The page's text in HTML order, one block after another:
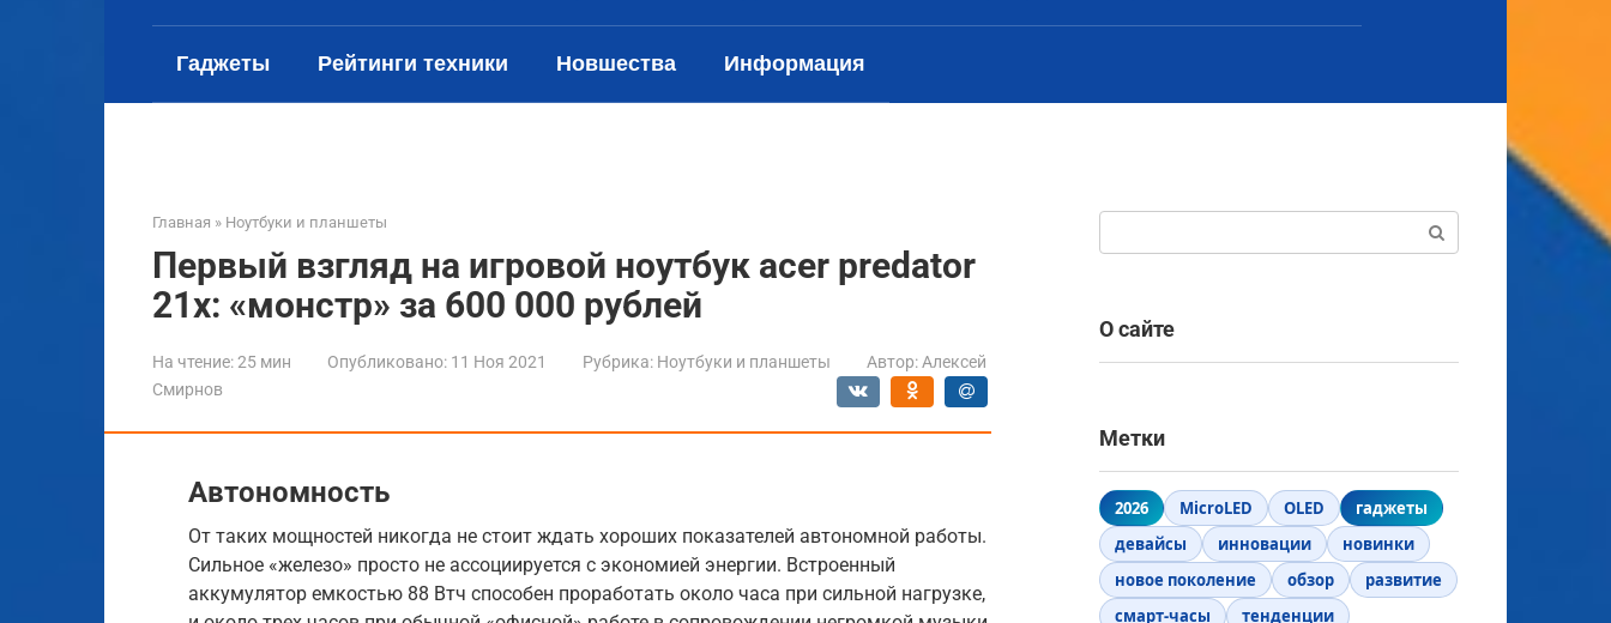
Гаджеты Рейтинги техники Новшества Информация
Главная » Ноутбуки и планшеты
Первый взгляд на игровой ноутбук acer predator
21x: «монстр» за 600 000 рублей
На чтение:25 мин Опубликовано: 11 Ноя 2021 Рубрика: Ноутбуки и планшеты Автор: Алексей
Смирнов
Автономность
От таких мощностей никогда не стоит ждать хороших показателей автономной работы.
Сильное «железо» просто не ассоциируется с экономией энергии. Встроенный
аккумулятор емкостью 88 Втч способен проработать около часа при сильной нагрузке,
О сайте
Метки
2026 MicroLED OLED
гаджеты
девайсы
инновации
новинки
новое поколение
обзор
развитие
смарт-часы
тенденции